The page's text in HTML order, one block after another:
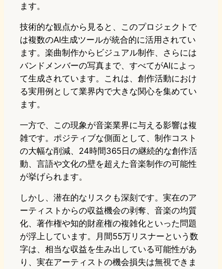
ます。
技術的な観点から見ると、このプロジェクトで
は複数のAI生成ツールが統合的に活用されてい
ます。楽曲制作からビジュアル制作、さらには
バンドメンバーの写真まで、すべてがAIによっ
て生成されています。これは、創作活動におけ
る実用例として業界内で大きな関心を集めてい
ます。
一方で、この現象が音楽業界に与える影響は複
雑です。ポジティブな側面として、制作コスト
の大幅な削減、24時間365日の継続的な創作活
動、言語や文化の壁を超えた音楽制作の可能性
が挙げられます。
しかし、潜在的なリスクも深刻です。実在のア
ーティストからの収益機会の剥奪、音楽の均質
化、著作権や知的財産権の複雑化といった問題
が浮上しています。月間55万リスナーという数
字は、相当な収益を生み出している可能性があ
り、実在アーティストの機会損失は無視できま